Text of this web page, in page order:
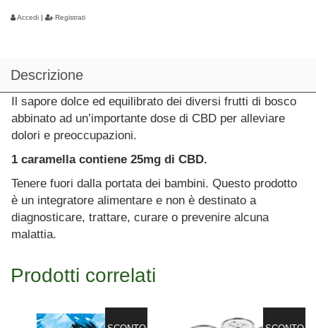
Accedi | Registrati
Descrizione
Il sapore dolce ed equilibrato dei diversi frutti di bosco
abbinato ad un’importante dose di CBD per alleviare
dolori e preoccupazioni.
1 caramella contiene 25mg di CBD.
Tenere fuori dalla portata dei bambini. Questo prodotto
è un integratore alimentare e non è destinato a
diagnosticare, trattare, curare o prevenire alcuna
malattia.
Prodotti correlati